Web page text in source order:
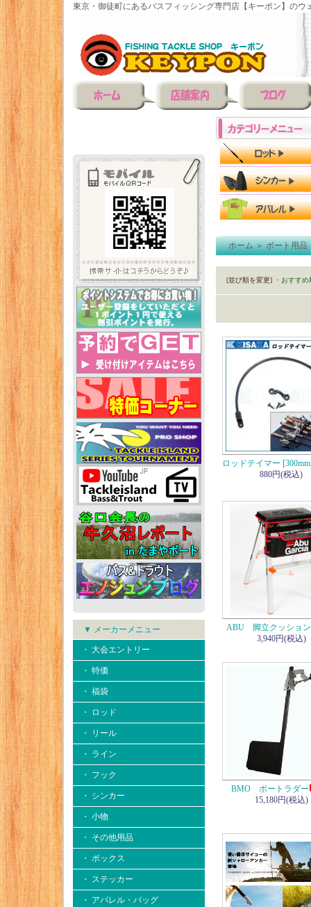
東京・御徒町にあるバスフィッシング専門店【キーポン】のウ
▼ メーカーメニュー
・ 大会エントリー
・ 特価
・ 福袋
・ ロッド
・ リール
・ ライン
・ フック
・ シンカー
・ 小物
・ その他用品
・ ボックス
・ ステッカー
・ アパレル・バッグ
ホーム＞ボート用品
[並び順を変更] ・おすすめ
ロッドテイマー
880円(税込)
ABU 脚立クッショ
3,940円(税込)
BMO ボートラダー
15,180円(税込)